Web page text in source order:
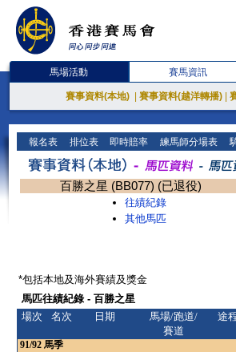
馬場活動 賽馬資訊
賽事資料(本地) 賽事資料(越洋轉播)
報名表 排位表 即時賠率 練馬師分場表
百勝之星 (BB077) (已退役)
往績紀錄
其他馬匹
*包括本地及海外賽績及獎金
馬匹往績紀錄 - 百勝之星
場次
名次 日期
馬場/跑道/
賽道
途
91/92 馬季